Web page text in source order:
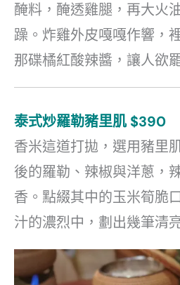
醃料，醃透雞腿，再大火
躁。炸雞外皮嘎嘎作響，
那碟橘紅酸辣醬，讓人欲
泰式炒羅勒豬里肌 $390
香米這道打拋，選用豬里
後的羅勒、辣椒與洋蔥，
香。點綴其中的玉米筍脆
汁的濃烈中，劃出幾筆清